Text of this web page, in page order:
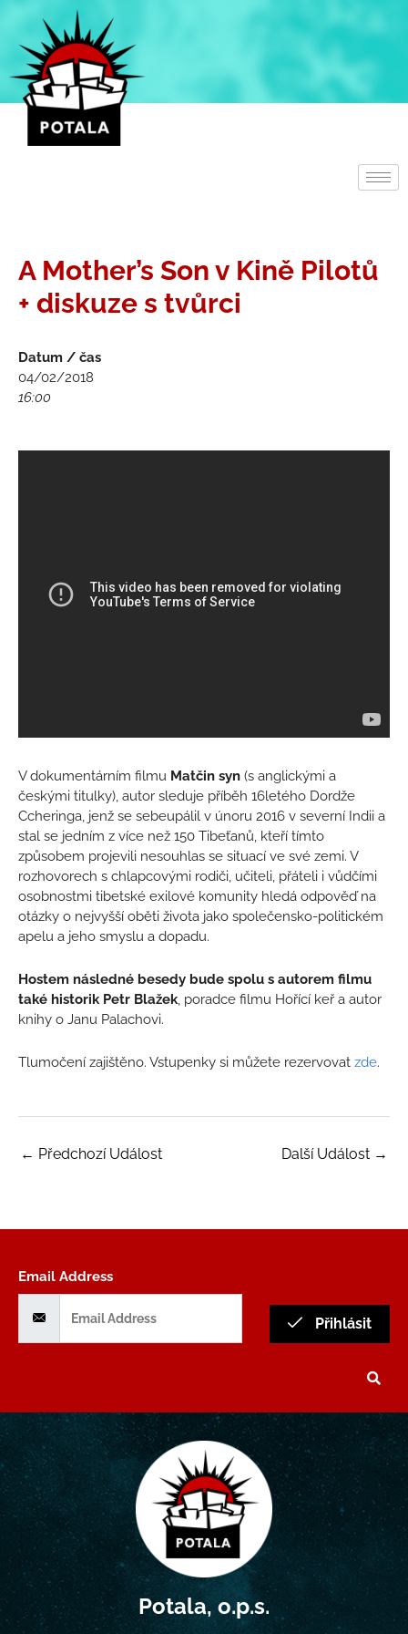
Přeskočit
obsah
A Mother’s Son v Kině Pilotů
+ diskuze s tvůrci
Datum / čas
04/02/2018
16:00
V dokumentárním filmu Matčin syn (s anglickými a
českými titulky), autor sleduje příběh 16letého Dordže
Ccheringa, jenž se sebeupálil v únoru 2016 v severní Indii a
stal se jedním z více než 150 Tibeťanů, kteří tímto
způsobem projevili nesouhlas se situací ve své zemi. V
rozhovorech s chlapcovými rodiči, učiteli, přáteli i vůdčími
osobnostmi tibetské exilové komunity hledá odpověď na
otázky o nejvyšší oběti života jako společensko-politickém
apelu a jeho smyslu a dopadu.
Hostem následné besedy bude spolu s autorem filmu
také historik Petr Blažek, poradce filmu Hořící keř a autor
knihy o Janu Palachovi.
Tlumočení zajištěno. Vstupenky si můžete rezervovat zde.
← Předchozí Událost Další Událost →
Email Address
Přihlásit
Potala, o.p.s.